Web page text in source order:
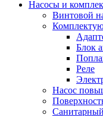
Насосы и
Винтовой
Блок
Реле
Насос